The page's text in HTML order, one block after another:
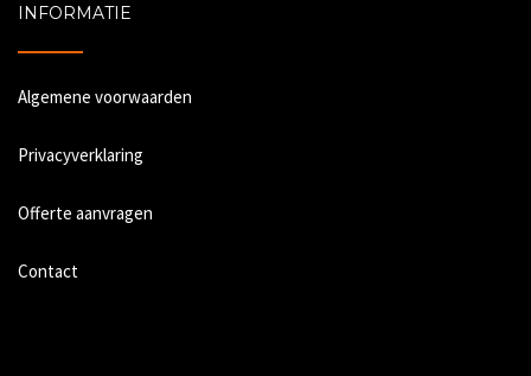
INFORMATIE
Algemene voorwaarden
Privacyverklaring
Offerte aanvragen
Contact